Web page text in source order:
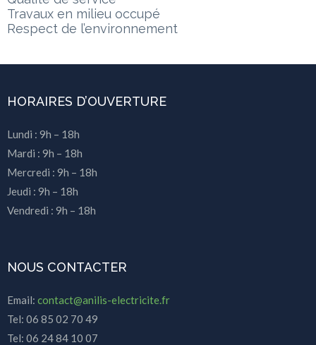
Travaux en milieu occupé
Respect de l’environnement
HORAIRES D’OUVERTURE
Lundi : 9h – 18h
Mardi : 9h – 18h
Mercredi : 9h – 18h
Jeudi : 9h – 18h
Vendredi : 9h – 18h
NOUS CONTACTER
Email: contact@anilis-electricite.fr
Tel: 06 85 02 70 49
Tel: 06 24 84 10 07